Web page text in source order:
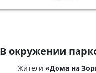
В окружении
Жители «Дома на